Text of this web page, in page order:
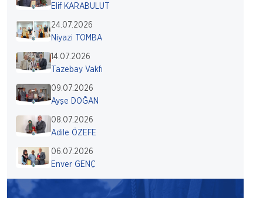
Elif KARABULUT
24.07.2026
Niyazi TOMBA
14.07.2026
Tazebay Vakfı
09.07.2026
Ayşe DOĞAN
08.07.2026
Adile ÖZEFE
06.07.2026
Enver GENÇ